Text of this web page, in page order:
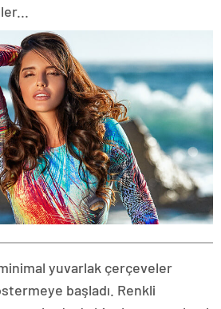
yuvarlak çerçeveler
başladı. Renkli